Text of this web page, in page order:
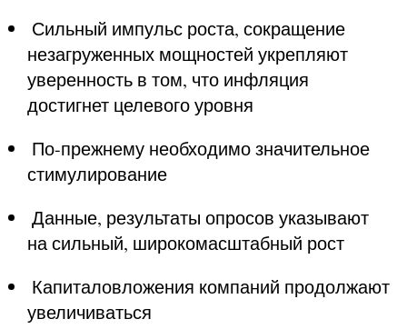
незагруженных мощностей укрепляют
уверенность в том, что инфляция
достигнет целевого уровня
стимулирование
на сильный, широкомасштабный рост
увеличиваться